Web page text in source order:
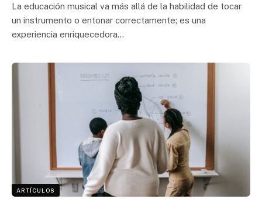
La educación musical va más allá de la habilidad de tocar
un instrumento o entonar correctamente; es una
experiencia enriquecedora…
ARTÍCULOS